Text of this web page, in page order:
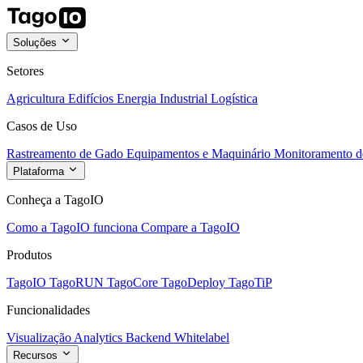
Soluções
Setores
Agricultura Edifícios Energia Industrial Logística
Casos de Uso
Rastreamento de Gado Equipamentos e Maquinário Monitoramento
Plataforma
Conheça a TagoIO
Como a TagoIO funciona Compare a TagoIO
Produtos
TagoIO TagoRUN TagoCore TagoDeploy TagoTiP
Funcionalidades
Visualização Analytics Backend Whitelabel
Recursos